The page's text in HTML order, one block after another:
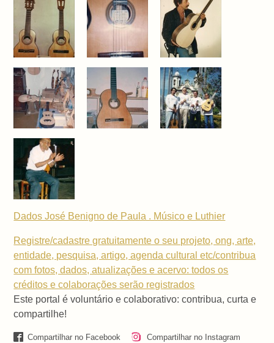
Dados José Benigno de Paula . Músico e Luthier
Registre/cadastre gratuitamente o seu projeto, ong, arte,
entidade, pesquisa, artigo, agenda cultural etc/contribua
com fotos, dados, atualizações e acervo: todos os
créditos e colaborações serão registrados
Este portal é voluntário e colaborativo: contribua, curta e
compartilhe!
Compartilhar no Facebook
Compartilhar no Instagram